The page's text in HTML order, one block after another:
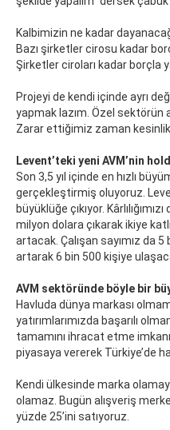
Kalbimizin ne kadar
Bazı şirketler cirosu kadar
Şirketler ciroları kadar borçla
Projeyi de kendi içinde ayrı
yapmak lazım. Özel sektörün
Zarar ettiğimiz zaman
Levent’teki yeni AVM’nin
Son 3,5 yıl içinde en hızlı
gerçekleştirmiş oluyoruz.
büyüklüğe çıkıyor.
milyon dolara çıkarak ikiye
artacak. Çalışan sayımız da
artarak 6 bin 500 kişiye
AVM sektöründe böyle bir
Havluda dünya markası
yatırımlarımızda başarılı
tamamını ihracat etme
piyasaya vererek Türkiye’de
Kendi ülkesinde marka
olamaz. Bugün alışveriş
yüzde 25’ini satıyoruz.